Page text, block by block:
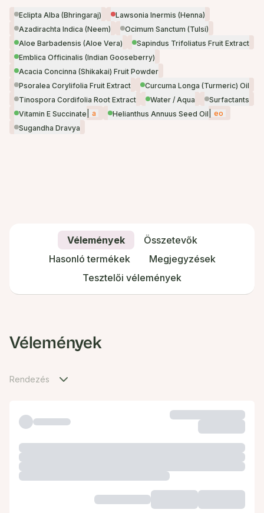
Eclipta Alba (Bhringaraj)
Lawsonia Inermis (Henna)
Azadirachta Indica (Neem)
Ocimum Sanctum (Tulsi)
Aloe Barbadensis (Aloe Vera)
Sapindus Trifoliatus Fruit Extract
Emblica Officinalis (Indian Gooseberry)
Acacia Concinna (Shikakai) Fruit Powder
Psoralea Corylifolia Fruit Extract
Curcuma Longa (Turmeric) Oil
Tinospora Cordifolia Root Extract
Water / Aqua
Surfactants
Vitamin E Succinate
a Helianthus Annuus Seed Oil
eo
Sugandha Dravya
Vélemények
Összetevők
Hasonló termékek
Megjegyzések
Tesztelői vélemények
Vélemények
Rendezés